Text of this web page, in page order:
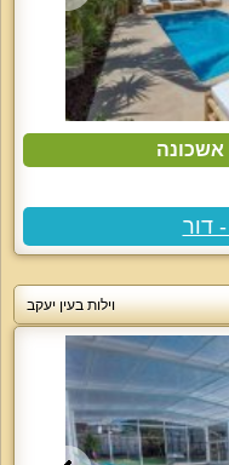
אשכונה
וילות בעין יעקב